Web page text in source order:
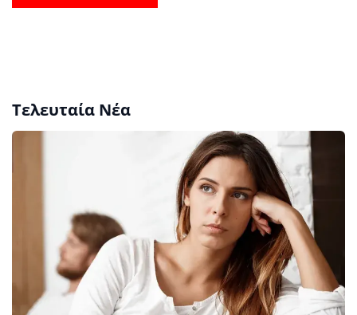
Τελευταία Νέα